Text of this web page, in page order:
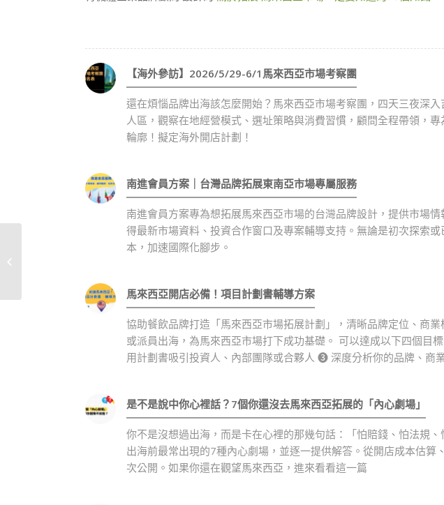
【海外參訪】2026/5/29-6/1馬來西亞市場考察團
還在煩惱品牌出海該怎麼開始？馬來西亞市場考察團，四天三夜深
人區，觀察在地經營模式、選址策略與消費習慣，顧問全程帶領，
輪廓！擬定海外開店計劃！
南進會員方案｜台灣品牌拓展東南亞市場專屬服務
南進會員方案專為想拓展馬來西亞市場的台灣品牌設計，提供市場
得最新市場資料、投資合作窗口及專案輔導支持。無論是初次探索
本，加速國際化腳步。
馬來西亞開店必備！項目計劃書輔導方案
協助餐飲品牌打造「馬來西亞市場拓展計劃」，清晰品牌定位、商
或派員出海，為馬來西亞市場打下成功基礎。 可以達成以下四個
用計劃書吸引投資人、內部團隊或合夥人 ❸ 深度分析你的品牌、
是不是說中你心裡話？7個你還沒去馬來西亞拓展的「內心劇場」
你不是沒想過出海，而是卡在心裡的那幾句話：「怕賠錢、怕法規
出海前最常出現的7種內心劇場，並逐一提供解答。從開店成本估
次公開。如果你還在觀望馬來西亞，進來看看這一篇